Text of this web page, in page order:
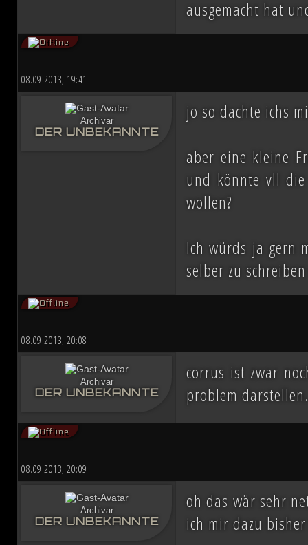
ausgemacht hat
08.09.2013, 19:41
Archivar
DER UNBEKANNTE
jo so dachte ichs
aber eine kleine
und könnte vll die
wollen?
Ich würds ja gern
selber zu
08.09.2013, 20:08
Archivar
DER UNBEKANNTE
corrus ist zwar
problem
08.09.2013, 20:09
Archivar
DER UNBEKANNTE
oh das wär sehr
ich mir dazu